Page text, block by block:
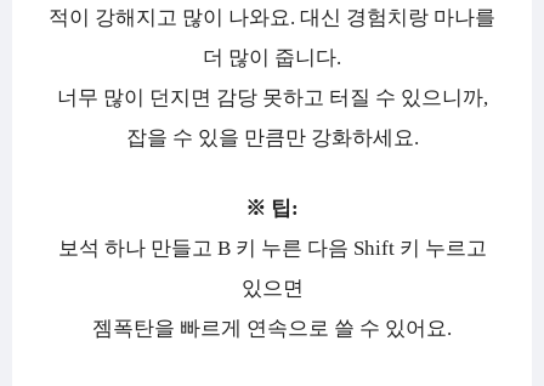
적이 강해지고 많이 나와요. 대신 경험치랑 마나를
더 많이 줍니다.
너무 많이 던지면 감당 못하고 터질 수 있으니까,
잡을 수 있을 만큼만 강화하세요.
※ 팁:
보석 하나 만들고 B 키 누른 다음 Shift 키 누르고
있으면
젬폭탄을 빠르게 연속으로 쓸 수 있어요.